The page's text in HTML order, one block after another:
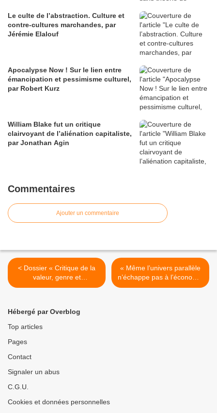
Le culte de l’abstraction. Culture et
contre-cultures marchandes, par
Jérémie Elalouf
Apocalypse Now ! Sur le lien entre
émancipation et pessimisme culturel,
par Robert Kurz
William Blake fut un critique
clairvoyant de l’aliénation capitaliste,
par Jonathan Agin
Commentaires
Ajouter un commentaire
< Dossier « Critique de la
valeur, genre et
dominations : Roswitha
« Même l’univers parallèle
n’échappe pas à l’économie
», par Robert Kurz. >
Hébergé par Overblog
Top articles
Pages
Contact
Signaler un abus
C.G.U.
Cookies et données personnelles